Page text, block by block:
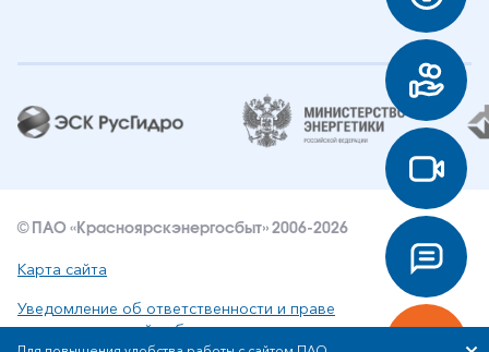
© ПАО «Красноярскэнергосбыт» 2006-2026
Карта сайта
Уведомление об ответственности и праве
интеллектуальной собственности